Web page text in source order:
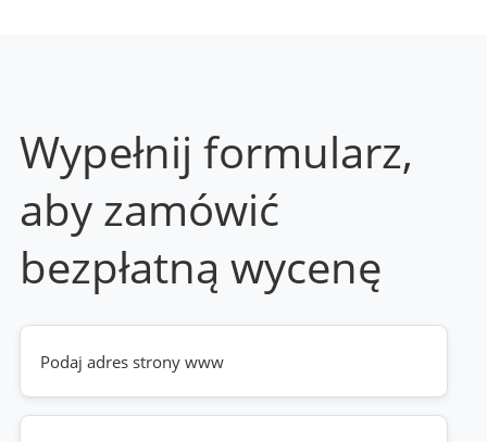
Wypełnij formularz,
aby zamówić
bezpłatną wycenę
Twoja
strona
www
(wymagane)
Telefon